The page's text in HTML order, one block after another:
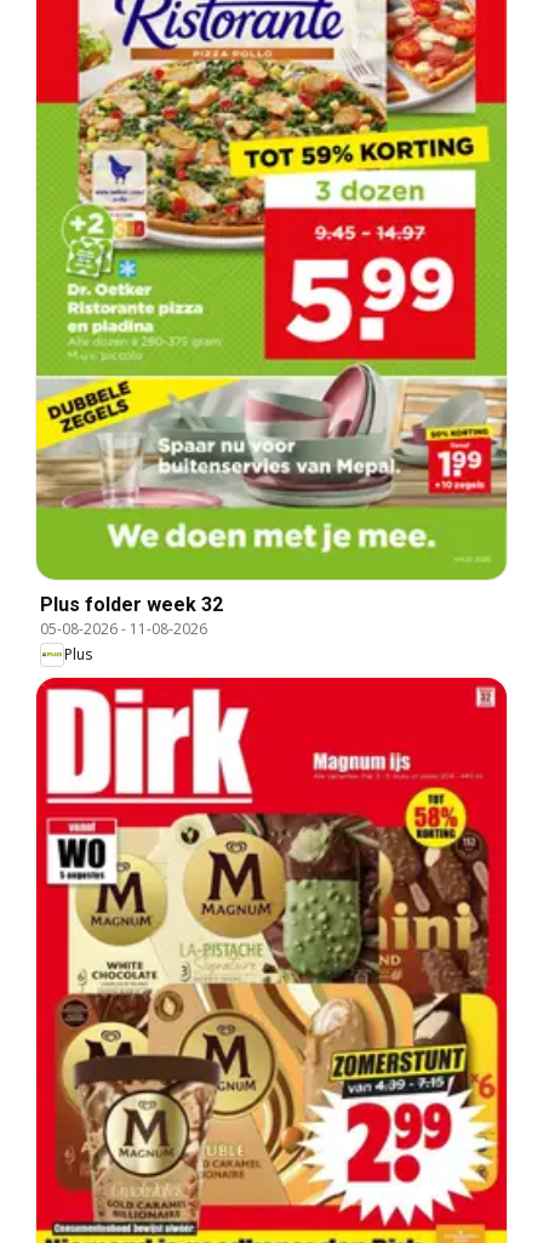
Plus folder week 32
05-08-2026- 11-08-2026
Plus